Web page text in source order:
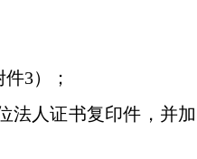
3）；
法人证书复印件，并加